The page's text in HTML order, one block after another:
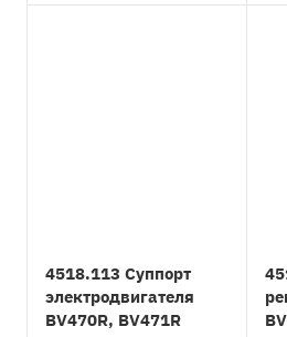
4518.113 Суппорт
электродвигателя
BV470R, BV471R